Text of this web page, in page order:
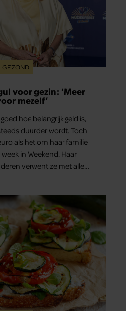
GEZOND
voor gezin: ‘Meer
mezelf’
hoe belangrijk geld is,
duurder wordt. Toch
als het om haar familie
in Weekend. Haar
verwent ze met alle